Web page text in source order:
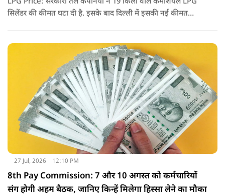
सिलेंडर की कीमत घटा दी है. इसके बाद दिल्ली में इसकी नई कीमत
27 Jul, 2026 12:10 PM
8th Pay Commission: 7 और 10 अगस्त को कर्मचारियों
संग होगी अहम बैठक, जानिए किन्हें मिलेगा हिस्सा लेने का मौका